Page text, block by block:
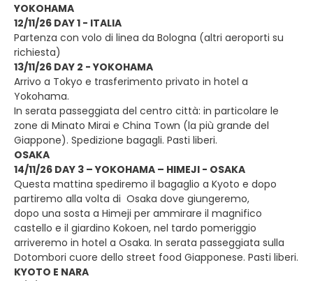
YOKOHAMA
12/11/26 DAY 1 - ITALIA
Partenza con volo di linea da Bologna (altri aeroporti su
richiesta)
13/11/26 DAY 2 - YOKOHAMA
Arrivo a Tokyo e trasferimento privato in hotel a
Yokohama.
In serata passeggiata del centro città: in particolare le
zone di Minato Mirai e China Town (la più grande del
Giappone). Spedizione bagagli. Pasti liberi.
OSAKA
14/11/26 DAY 3 – YOKOHAMA – HIMEJI - OSAKA
Questa mattina spediremo il bagaglio a Kyoto e dopo
partiremo alla volta di Osaka dove giungeremo,
dopo una sosta a Himeji per ammirare il magnifico
castello e il giardino Kokoen, nel tardo pomeriggio
arriveremo in hotel a Osaka. In serata passeggiata sulla
Dotombori cuore dello street food Giapponese. Pasti liberi.
KYOTO E NARA